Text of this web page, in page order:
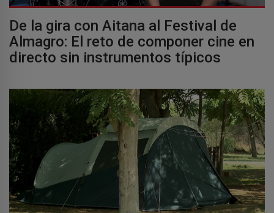
De la gira con Aitana al Festival de
Almagro: El reto de componer cine en
directo sin instrumentos típicos